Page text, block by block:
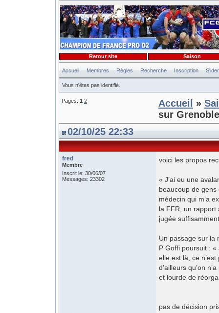
Accueil Membres Règles Recherche Inscription
Vous n'êtes pas identifié.
Retour site Saison
Pages: 1 2 Accueil »
sur
02/10/25 22:33
fred
Membre
Inscrit le: 30/06/07
Messages: 23302
voici les propos
« J’ai eu une
beaucoup de gens
médecin qui m’a
la FFR, un rapport
jugée
Un passage sur la
P Goffi poursuit : «
elle est là, ce
d’ailleurs qu’on
et lourde de
pas de décision